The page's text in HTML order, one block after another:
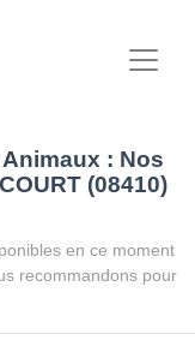
: Nos
(08410)
en ce moment
recommandons pour